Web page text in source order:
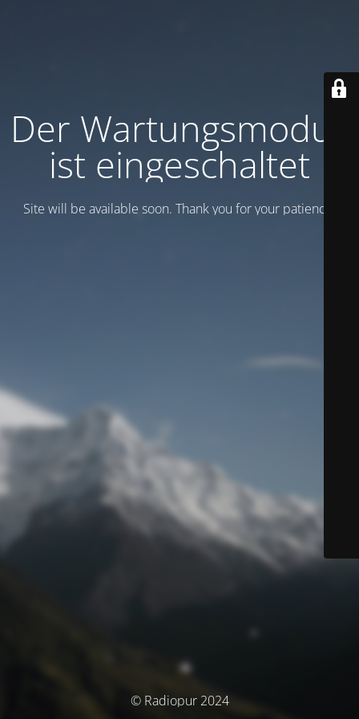
Der Wartungsmodus
ist eingeschaltet
Site will be available soon. Thank you for your patience!
© Radiopur 2024